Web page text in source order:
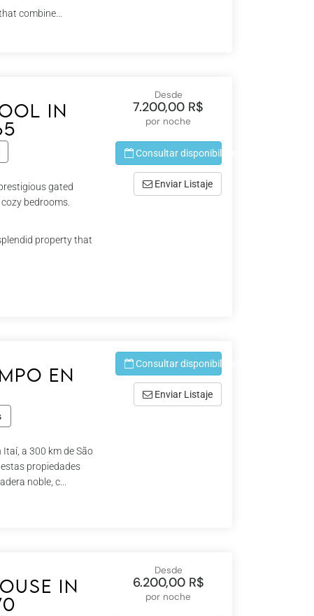
combine...
in
gated
bedrooms.
property that
Desde
7.200,00 R$
por noche
Consultar disponibilidad
Enviar Listaje
en
a 300 km de São
propiedades
noble, c...
Consultar disponibilidad
Enviar Listaje
in
Desde
6.200,00 R$
por noche